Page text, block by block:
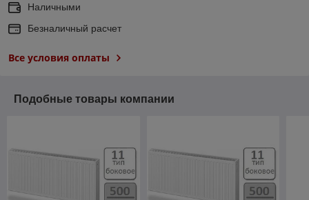
Наличными
Безналичный расчет
Все условия оплаты
Подобные товары компании